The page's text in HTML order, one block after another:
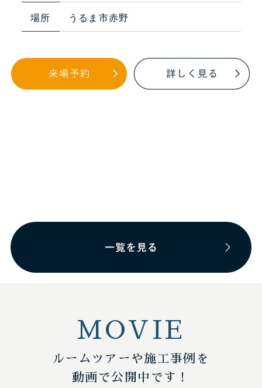
うるま市赤野
場所 沖
MOVIE
ルームツアーや施工事例を
動画で公開中です！